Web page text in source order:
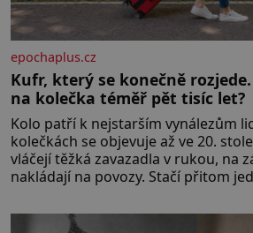
epochaplus.cz
Kufr, který se konečně
na kolečka téměř pět tisíc let?
Kolo patří k nejstarším vynálezům
kolečkách se objevuje až ve 20.
vláčejí těžká zavazadla v rukou, na
nakládají na povozy. Stačí přitom
dlouho nedostane. Až jednou se na